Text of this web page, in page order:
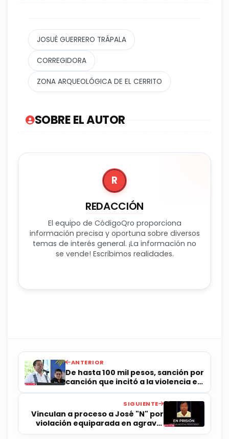
JOSUÉ GUERRERO TRÁPALA
CORREGIDORA
ZONA ARQUEOLÓGICA DE EL CERRITO
SOBRE EL AUTOR
R
REDACCIÓN
El equipo de CódigoQro proporciona
información precisa y oportuna sobre diversos
temas de interés general. ¡La información no
se vende! Escribimos realidades.
ANTERIOR
De hasta 100 mil pesos, sanción por
canción que incitó a la violencia en
feria de Jalpan
SIGUIENTE
Vinculan a proceso a José "N" por
violación equiparada en agravio
de adolescente